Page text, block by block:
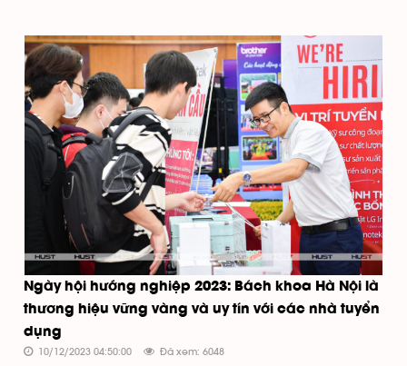
Ngày hội hướng nghiệp 2023: Bách khoa Hà Nội là
thương hiệu vững vàng và uy tín với các nhà tuyển
dụng
10/12/2023 04:50:00 Đã xem: 6048